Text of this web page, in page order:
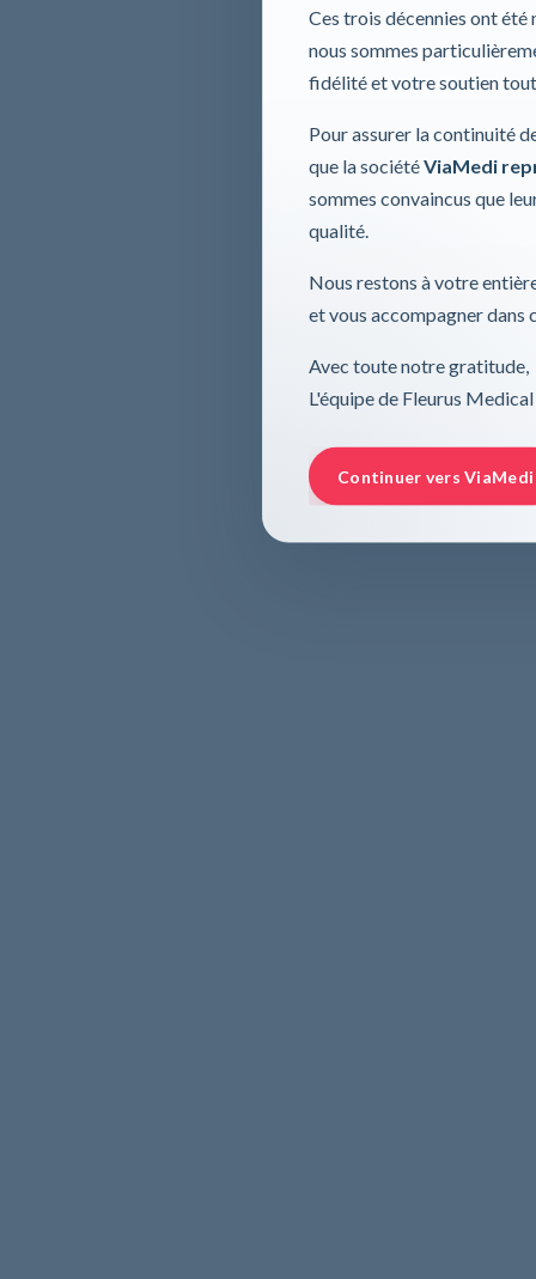
Ces trois décennies ont
nous sommes
fidélité et votre soutien
Pour assurer la continuité
que la sociétéViaMedi
sommes convaincus que
qualité.
Nous restons à votre
et vous accompagner dans
Avec toute notre gratitude,
L'équipe de Fleurus Medical
Continuer vers ViaMedi